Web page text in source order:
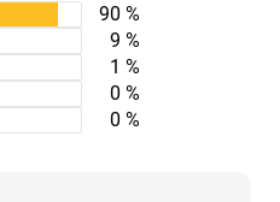
90 %
9 %
1 %
0 %
0 %